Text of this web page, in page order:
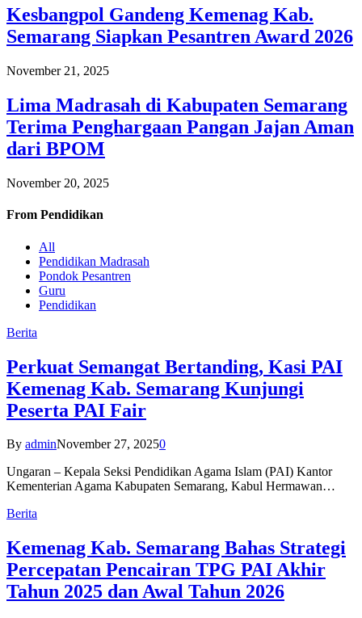
Kesbangpol Gandeng Kemenag Kab.
Semarang Siapkan Pesantren Award 2026
November 21, 2025
Lima Madrasah di Kabupaten Semarang
Terima Penghargaan Pangan Jajan Aman
dari BPOM
November 20, 2025
From Pendidikan
All
Pendidikan Madrasah
Pondok Pesantren
Guru
Pendidikan
Berita
Perkuat Semangat Bertanding, Kasi PAI
Kemenag Kab. Semarang Kunjungi
Peserta PAI Fair
By adminNovember 27, 20250
Ungaran – Kepala Seksi Pendidikan Agama Islam (PAI) Kantor
Kementerian Agama Kabupaten Semarang, Kabul Hermawan…
Berita
Kemenag Kab. Semarang Bahas Strategi
Percepatan Pencairan TPG PAI Akhir
Tahun 2025 dan Awal Tahun 2026